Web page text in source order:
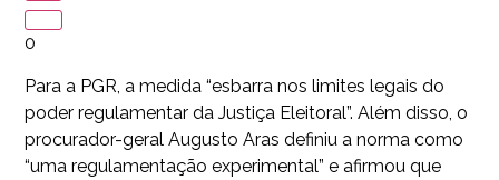
0
Para a PGR, a medida “esbarra nos limites legais do
poder regulamentar da Justiça Eleitoral”. Além disso, o
procurador-geral Augusto Aras definiu a norma como
“uma regulamentação experimental” e afirmou que